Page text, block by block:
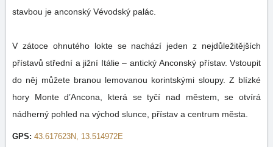
stavbou je anconský Vévodský palác.
V zátoce ohnutého lokte se nachází jeden z nejdůležitějších
přístavů střední a jižní Itálie – antický Anconský přístav. Vstoupit
do něj můžete branou lemovanou korintskými sloupy. Z blízké
hory Monte d’Ancona, která se tyčí nad městem, se otvírá
nádherný pohled na východ slunce, přístav a centrum města.
GPS: 43.617623N, 13.514972E